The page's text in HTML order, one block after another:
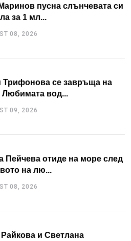
пусна слънчевата си
за 1 мл...
08, 2026
Трифонова се завръща на
Любимата вод...
09, 2026
Пейчева отиде на море след
на лю...
08, 2026
Райкова и Светлана